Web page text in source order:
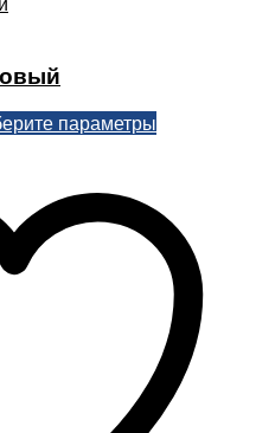
₽
параметры
вариаций.
Опции
можно
выбрать
на
странице
товара.